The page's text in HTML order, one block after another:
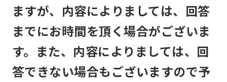
ますが、内容によりましては、回答
までにお時間を頂く場合がございま
す。また、内容によりましては、回
答できない場合もございますので予